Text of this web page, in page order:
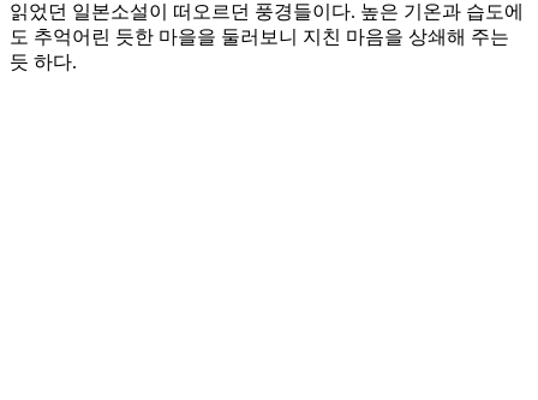
읽었던 일본소설이 떠오르던 풍경들이다. 높은 기온과 습도에
도 추억어린 듯한 마을을 둘러보니 지친 마음을 상쇄해 주는
듯 하다.